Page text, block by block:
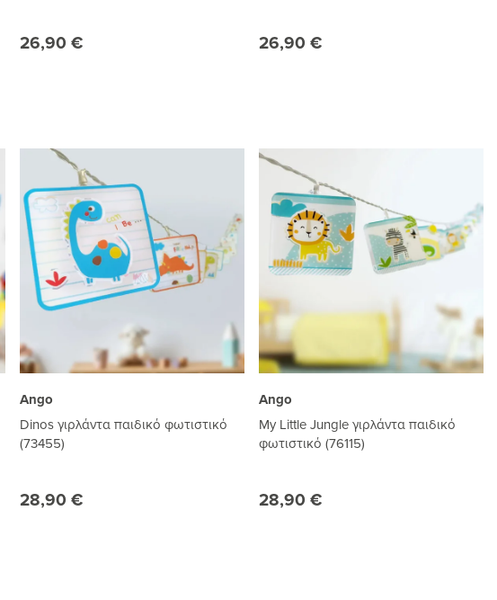
26,90 € 26,90 €
Ango
Dinos γιρλάντα παιδικό φωτιστικό
(73455)
28,90 €
Ango
My Little Jungle γιρλάντα παιδικό
φωτιστικό (76115)
28,90 €